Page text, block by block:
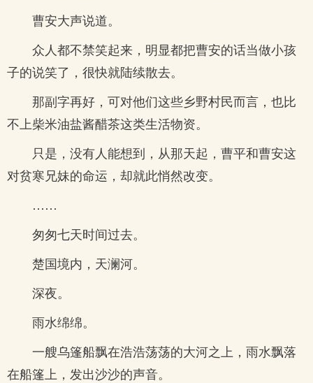
曹安大声说道。
众人都不禁笑起来，明显都把曹安的话当做小孩
子的说笑了，很快就陆续散去。
那副字再好，可对他们这些乡野村民而言，也比
不上柴米油盐酱醋茶这类生活物资。
只是，没有人能想到，从那天起，曹平和曹安这
对贫寒兄妹的命运，却就此悄然改变。
……
匆匆七天时间过去。
楚国境内，天澜河。
深夜。
雨水绵绵。
一艘乌篷船飘在浩浩荡荡的大河之上，雨水飘落
在船篷上，发出沙沙的声音。